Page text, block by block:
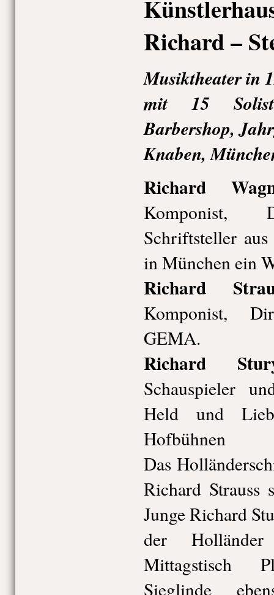
Richard –
Musiktheater in
mit 15
Barbershop,
Knaben,
Richard
Komponist,
Schriftsteller
in München ein
Richard
Komponist,
GEMA.
Richard
Schauspieler
Held und
Hofbühnen
Das
Richard
Junge Richard
der
Mittagstisch
Sieglinde